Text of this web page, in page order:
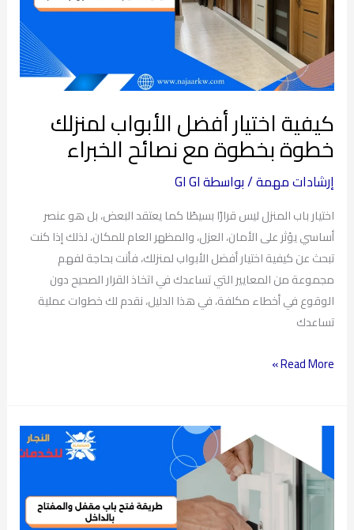
كيفية اختيار أفضل الأبواب لمنزلك
خطوة بخطوة مع نصائح الخبراء
إرشادات مهمة/ بواسطةGI GI
اختيار باب المنزل ليس قرارًا بسيطًا كما يعتقد البعض، بل هو عنصر
أساسي يؤثر على الأمان، العزل، والمظهر العام للمكان، لذلك إذا كنت
تبحث عن كيفية اختيار أفضل الأبواب لمنزلك، فأنت بحاجة لفهم
مجموعة من المعايير التي تساعدك في اتخاذ القرار الصحيح دون
الوقوع في أخطاء مكلفة، في هذا الدليل، نقدم لك خطوات عملية
تساعدك
لمنزلك
خطوة
بخطوة
مع
نصائح
الخبراء
Read More »
باب
مقفل